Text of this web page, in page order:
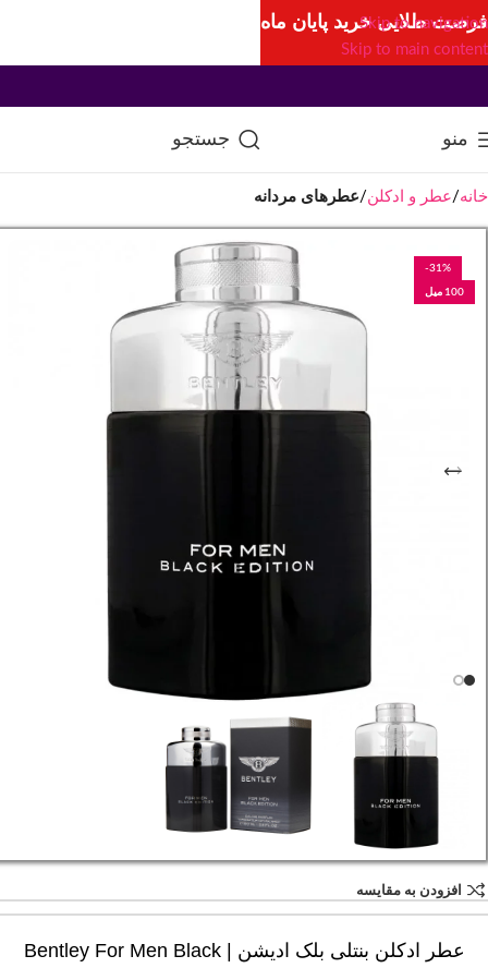
Skip to navigation
Skip to main content
منو جستجو
خانه عطر و ادکلن عطرهای مردانه
-31%
100 میل
افزودن به مقایسه
عطر ادکلن بنتلی بلک ادیشن | Bentley For Men Black
فرصت طلایی خرید پایان ماه